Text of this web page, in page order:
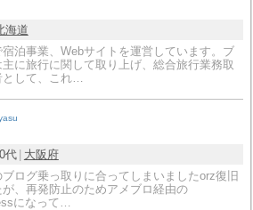
海道
泊事業、Webサイトを運営しています。ブ
主に旅行に関して取り上げ、総合旅行業務取
して、これ…
代
大阪府
ブログ乗っ取りに合ってしまいましたorz復旧
が、再発防止のためアメブロ経由の
になって…